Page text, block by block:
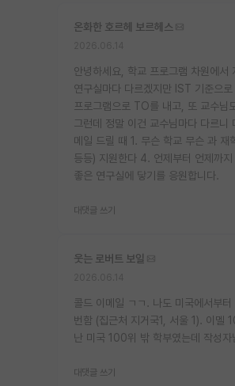
온화한 호르헤 보르헤스
안녕하세요, 학교 프로그램 차원에서
연구실마다 다르겠지만 IST 기준으
프로그램으로 TO를 내고, 또 교수님
그런데 정말 이건 교수님마다 다르니
메일 드릴 때 1. 무슨 학교 무슨 과
등등) 지원한다 4. 언제부터 언제까
좋은 연구실에 닿기를 응원합니다.
대댓글 쓰기
웃는 로버트 보일
콜드 이메일 ㄱㄱ. 나도 미국에서부
번함 (집근처 지거국1, 서울 1). 이멜
난 미국 100위 밖 학부였는데 작성자
대댓글 쓰기